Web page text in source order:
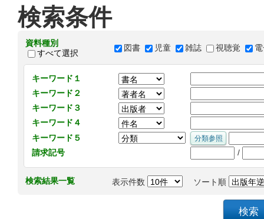
検索条件
資料種別
すべて選択
図書 児童 雑誌 視聴覚
キーワード１
キーワード２
キーワード３
キーワード４
キーワード５
請求記号
/
検索結果一覧 表示件数 ソート順